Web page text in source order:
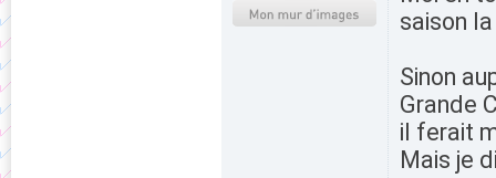
saison
Sinon
Grande
il ferait
Mais je